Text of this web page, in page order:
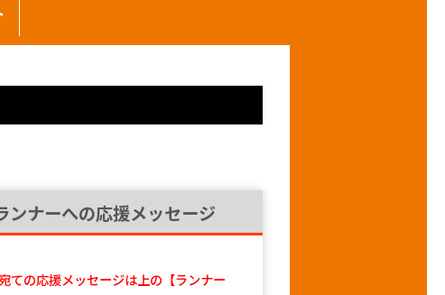
ンナーへの応援メッセージ
ての応援メッセージは上の【ランナー